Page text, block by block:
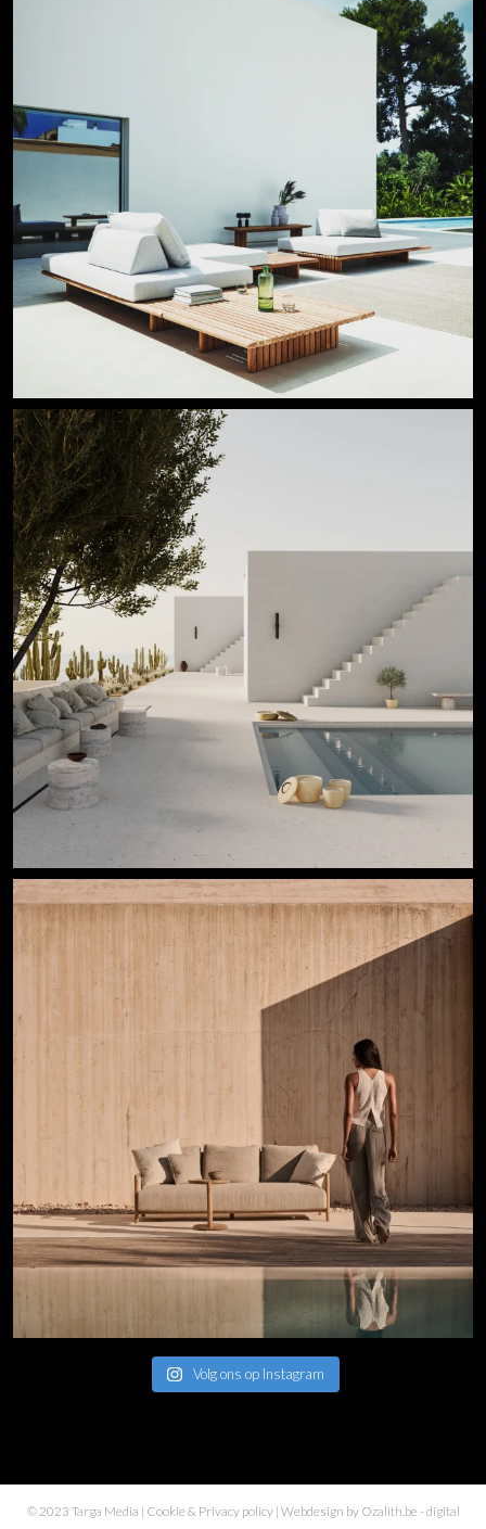
Volg ons op Instagram
© 2023 Targa Media | Cookie & Privacy policy| Webdesign by Ozalith.be - digital